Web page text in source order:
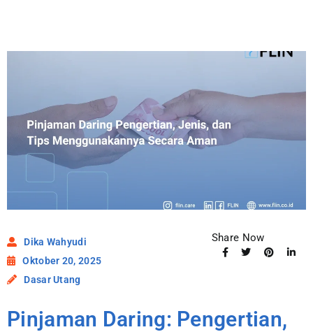
Dika Wahyudi
Oktober 20, 2025
Dasar Utang
Share Now
Pinjaman Daring: Pengertian,